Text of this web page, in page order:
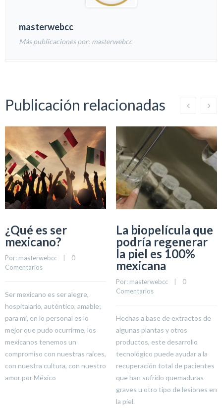
masterwebcc
Más publicaciones por: masterwebcc
Publicación relacionadas
¿Qué es ser
mexicano?
Por: masterwebcc
0
Comentarios
Ser mexicano es ser alegre,
hospitalario, auténtico, amable;
para mí, en lo personal es lo
mejor que pudo ocurrirme, los
mexicanos tenemos un
compromiso con nuestras raíces,
con nuestra cultura, con nuestro
amor por México
La biopelícula que
podría regenerar
la piel es 100%
mexicana
Por: masterwebcc
0
Comentarios
Hechas a base de extractos de
algunas plantas y otros
productos, este desarrollo
tecnológico puede ayudar a la
recuperación total de pacientes
que han sufrido quemaduras
graves u otro tipo de lesiones en
la piel.